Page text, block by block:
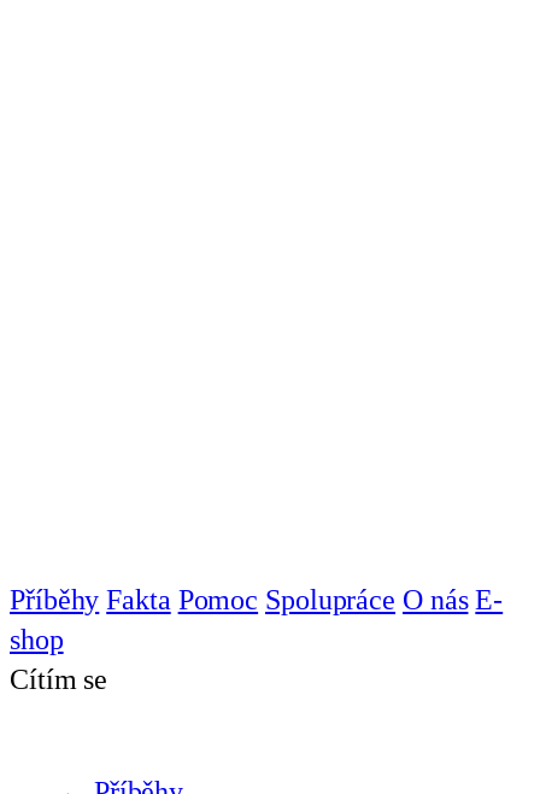
Příběhy Fakta Pomoc Spolupráce O nás E-
shop
Cítím se